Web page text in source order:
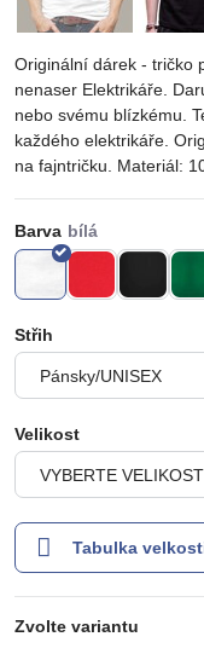
Originální dárek - tričko
nenaser Elektrikáře.
nebo svému blízkému.
každého elektrikáře.
na fajntričku. Materiál:
Barva
Střih
Velikost
Tabulka
Zvolte variantu